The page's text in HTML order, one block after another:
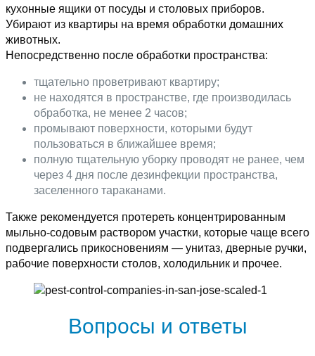
кухонные ящики от посуды и столовых приборов.
Убирают из квартиры на время обработки домашних
животных.
Непосредственно после обработки пространства:
тщательно проветривают квартиру;
не находятся в пространстве, где производилась
обработка, не менее 2 часов;
промывают поверхности, которыми будут
пользоваться в ближайшее время;
полную тщательную уборку проводят не ранее, чем
через 4 дня после дезинфекции пространства,
заселенного тараканами.
Также рекомендуется протереть концентрированным
мыльно-содовым раствором участки, которые чаще всего
подвергались прикосновениям — унитаз, дверные ручки,
рабочие поверхности столов, холодильник и прочее.
Вопросы и ответы